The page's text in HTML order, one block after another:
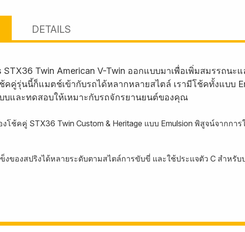
DETAILS
STX36 Twin American V-Twin ออกแบบมาเพื่อเพิ่มสมรรถน
คคู่รุ่นนี้ก็แมตช์เข้ากับรถได้หลากหลายสไตล์ เรามีโช้คทั้งแบบ
บและทดสอบให้เหมาะกับรถจักรยานยนต์ของคุณ
งโช้คคู่ STX36 Twin Custom & Heritage แบบ Emulsion พิสูจน์จาก
งของสปริงได้หลายระดับตามสไตล์การขับขี่ และใช้ประแจตัว C สำห